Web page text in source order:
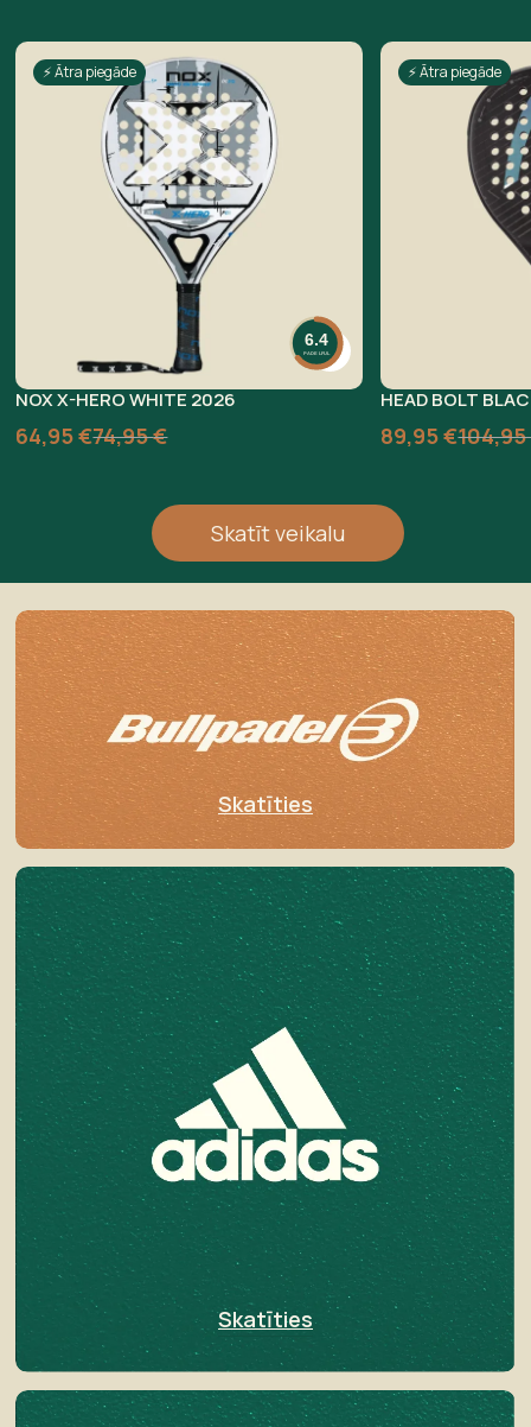
6.4
PADELFUL
⚡ Ātra piegāde
NOX X-HERO WHITE 2026
74,95€
64,95€
⚡ Ātra piegāde
HEAD BOLT
104,95
89,95€
Skatīt veikalu
Skatīties
Skatīties